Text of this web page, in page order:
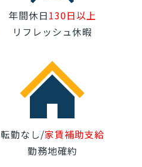
年間休日130日以上
リフレッシュ休暇
転勤なし/家賃補助支給
勤務地確約